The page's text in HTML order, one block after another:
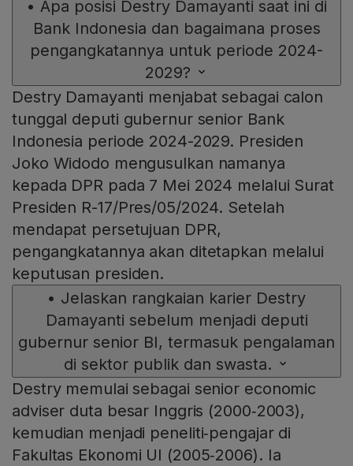
• Apa posisi Destry Damayanti saat ini di
Bank Indonesia dan bagaimana proses
pengangkatannya untuk periode 2024-
2029?
Destry Damayanti menjabat sebagai calon
tunggal deputi gubernur senior Bank
Indonesia periode 2024-2029. Presiden
Joko Widodo mengusulkan namanya
kepada DPR pada 7 Mei 2024 melalui Surat
Presiden R-17/Pres/05/2024. Setelah
mendapat persetujuan DPR,
pengangkatannya akan ditetapkan melalui
keputusan presiden.
• Jelaskan rangkaian karier Destry
Damayanti sebelum menjadi deputi
gubernur senior BI, termasuk pengalaman
di sektor publik dan swasta.
Destry memulai sebagai senior economic
adviser duta besar Inggris (2000‑2003),
kemudian menjadi peneliti‑pengajar di
Fakultas Ekonomi UI (2005‑2006). Ia